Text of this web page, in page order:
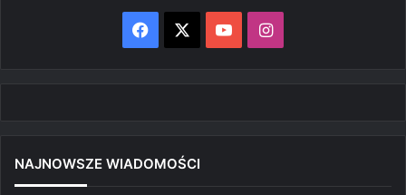
Facebook YouTubeInstagram
NAJNOWSZE WIADOMOŚCI